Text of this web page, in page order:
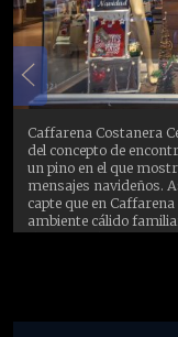
Caffarena Costanera
del concepto de
un pino en el que
mensajes navideños.
capte que en
ambiente cálido
el manejo de
suficiente para dar